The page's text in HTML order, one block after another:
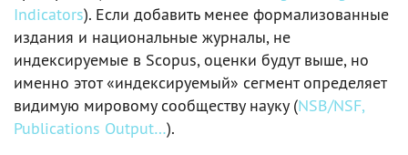
Indicators). Если добавить менее формализованные
издания и национальные журналы, не
индексируемые в Scopus, оценки будут выше, но
именно этот «индексируемый» сегмент определяет
видимую мировому сообществу науку (NSB/NSF,
Publications Output…).